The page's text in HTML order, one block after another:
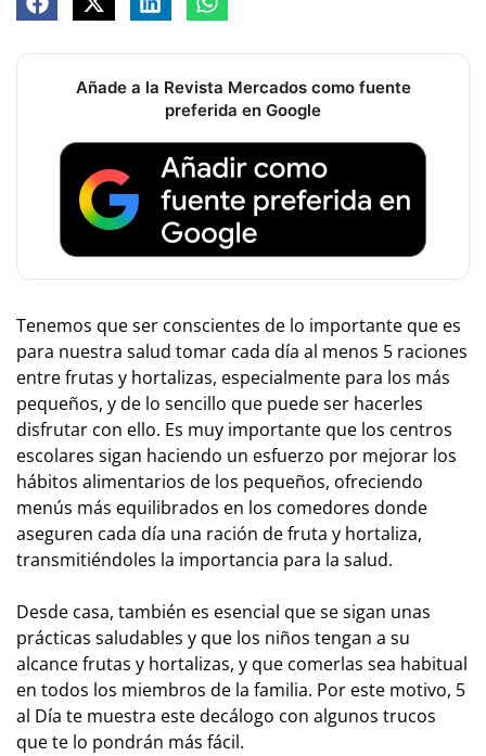
Añade a la Revista Mercados como fuente
preferida en Google
Tenemos que ser conscientes de lo importante que es
para nuestra salud tomar cada día al menos 5 raciones
entre frutas y hortalizas, especialmente para los más
pequeños, y de lo sencillo que puede ser hacerles
disfrutar con ello. Es muy importante que los centros
escolares sigan haciendo un esfuerzo por mejorar los
hábitos alimentarios de los pequeños, ofreciendo
menús más equilibrados en los comedores donde
aseguren cada día una ración de fruta y hortaliza,
transmitiéndoles la importancia para la salud.
Desde casa, también es esencial que se sigan unas
prácticas saludables y que los niños tengan a su
alcance frutas y hortalizas, y que comerlas sea habitual
en todos los miembros de la familia. Por este motivo, 5
al Día te muestra este decálogo con algunos trucos
que te lo pondrán más fácil.